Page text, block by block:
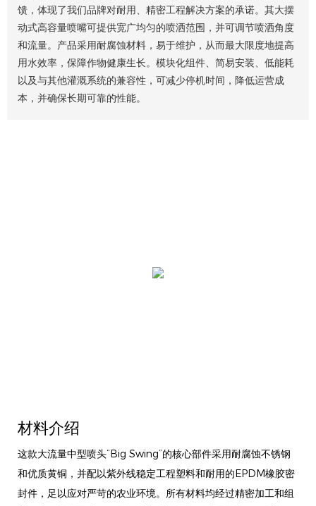
馈，体现了我们品牌对耐用、精密工程解决方案的承诺。其大摆
动式高容量喷嘴可提供宽广均匀的喷洒范围，并可调节喷洒角度
和流量。产品采用耐腐蚀材料，易于维护，从而最大限度地提高
用水效率，保障作物健康生长。模块化组件、简易安装、低能耗
以及与其他灌溉系统的兼容性，可减少停机时间，降低运营成
本，并确保长期可靠的性能。
材料介绍
这款大流量中型喷头“Big Swing”的核心部件采用耐腐蚀不锈钢
和优质黄铜，并配以紫外线稳定工程塑料和耐用的EPDM橡胶密
封件，足以应对严苛的农业环境。所有材料均经过精密加工和组